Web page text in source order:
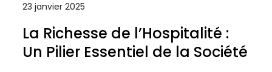
23 janvier 2025
La Richesse de l’Hospitalité :
Un Pilier Essentiel de la Société